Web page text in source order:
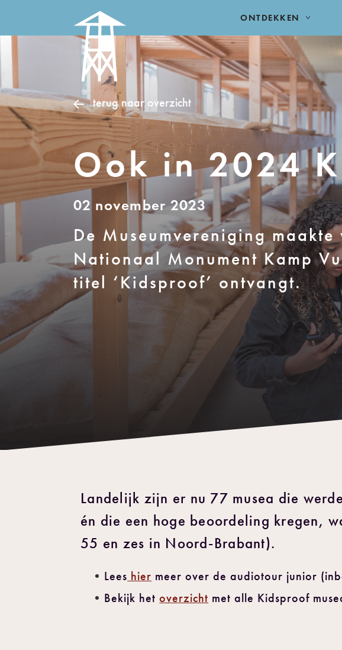
ONTDEKKEN
terug naar overzicht
Ook in 2024
02 november 2023
De Museumvereniging
Nationaal Monument Kamp
titel ‘Kidsproof’ ontvangt.
Landelijk zijn er nu 77 musea die
én die een hoge beoordeling kregen,
55 en zes in Noord-Brabant).
Lees hier meer over de audiotour junior
Bekijk hetoverzicht met alle Kidsproof